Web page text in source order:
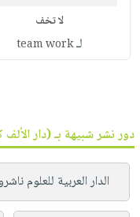
لا تخف
لـteam work
دور نشر شبيهة بـ (دار
الدار العربية للعلوم